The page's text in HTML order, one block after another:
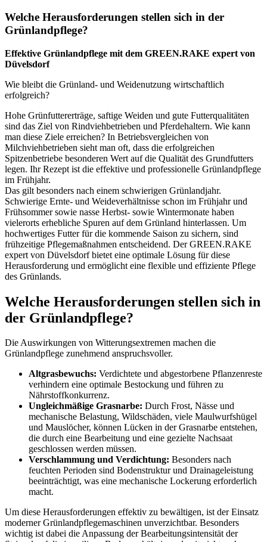
Welche Herausforderungen stellen sich in der
Grünlandpflege?
Effektive Grünlandpflege mit dem GREEN.RAKE expert von
Düvelsdorf
Wie bleibt die Grünland- und Weidenutzung wirtschaftlich
erfolgreich?
Hohe Grünfuttererträge, saftige Weiden und gute Futterqualitäten
sind das Ziel von Rindviehbetrieben und Pferdehaltern. Wie kann
man diese Ziele erreichen? In Betriebsvergleichen von
Milchviehbetrieben sieht man oft, dass die erfolgreichen
Spitzenbetriebe besonderen Wert auf die Qualität des Grundfutters
legen. Ihr Rezept ist die effektive und professionelle Grünlandpflege
im Frühjahr.
Das gilt besonders nach einem schwierigen Grünlandjahr.
Schwierige Ernte- und Weideverhältnisse schon im Frühjahr und
Frühsommer sowie nasse Herbst- sowie Wintermonate haben
vielerorts erhebliche Spuren auf dem Grünland hinterlassen. Um
hochwertiges Futter für die kommende Saison zu sichern, sind
frühzeitige Pflegemaßnahmen entscheidend. DerGREEN.RAKE
expert von Düvelsdorf bietet eine optimale Lösung für diese
Herausforderung und ermöglicht eine flexible und effiziente Pflege
des Grünlands.
Welche Herausforderungen stellen sich in
der Grünlandpflege?
Die Auswirkungen von Witterungsextremen machen die
Grünlandpflege zunehmend anspruchsvoller.
Altgrasbewuchs: Verdichtete und abgestorbene Pflanzenreste
verhindern eine optimale Bestockung und führen zu
Nährstoffkonkurrenz.
Ungleichmäßige Grasnarbe: Durch Frost, Nässe und
mechanische Belastung, Wildschäden, viele Maulwurfshügel
und Mauslöcher, können Lücken in der Grasnarbe entstehen,
die durch eine Bearbeitung und eine gezielte Nachsaat
geschlossen werden müssen.
Verschlammung und Verdichtung: Besonders nach
feuchten Perioden sind Bodenstruktur und Drainageleistung
beeinträchtigt, was eine mechanische Lockerung erforderlich
macht.
Um diese Herausforderungen effektiv zu bewältigen, ist der Einsatz
moderner Grünlandpflegemaschinen unverzichtbar. Besonders
wichtig ist dabei die Anpassung der Bearbeitungsintensität der